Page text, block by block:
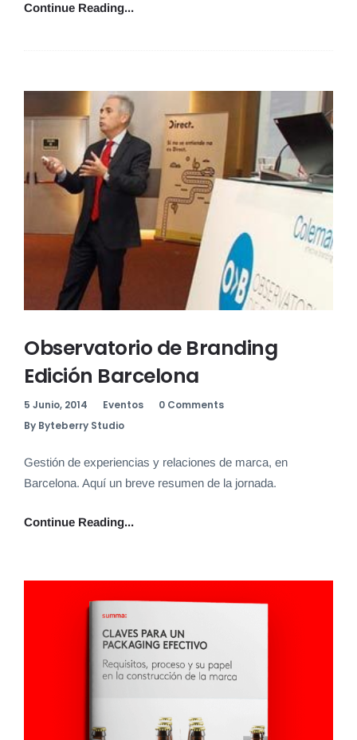
Continue Reading...
Observatorio de Branding
Edición Barcelona
5 Junio, 2014 Eventos
0 Comments
By Byteberry Studio
Gestión de experiencias y relaciones de marca, en
Barcelona. Aquí un breve resumen de la jornada.
Continue Reading...